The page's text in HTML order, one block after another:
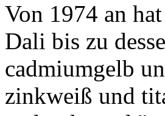
Von 1974 an
Dali bis zu
cadmiumgelb
zinkweiß und